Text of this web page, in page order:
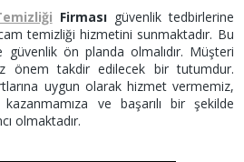
Firmasıgüvenlik tedbirlerine
temizliği hizmetini sunmaktadır. Bu
ön planda olmalıdır. Müşteri
önem takdir edilecek bir tutumdur.
uygun olarak hizmet vermemiz,
ve başarılı bir şekilde
olmaktadır.